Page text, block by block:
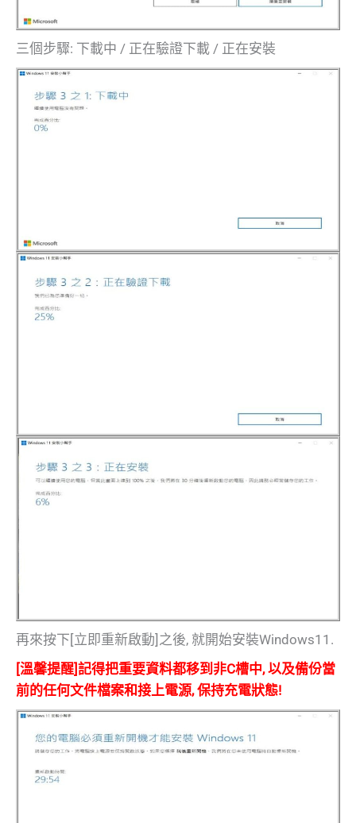
三個步驟: 下載中 / 正在驗證下載 / 正在安裝
再來按下[立即重新啟動]之後, 就開始安裝Windows11.
[溫馨提醒]記得把重要資料都移到非C槽中, 以及備份當
前的任何文件檔案和接上電源, 保持充電狀態!